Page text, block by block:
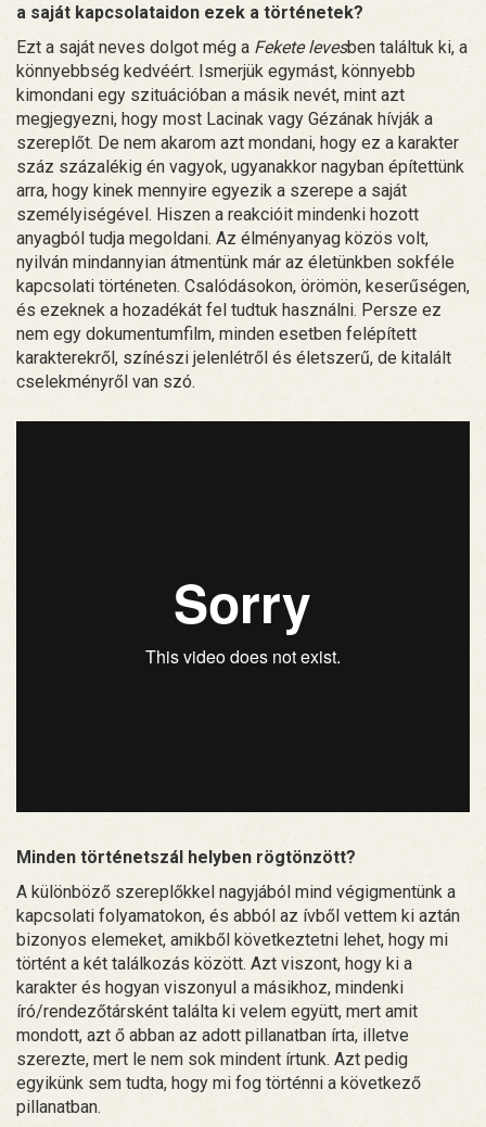
a saját kapcsolataidon ezek a történetek?
Ezt a saját neves dolgot még a Fekete levesben találtuk ki, a
könnyebbség kedvéért. Ismerjük egymást, könnyebb
kimondani egy szituációban a másik nevét, mint azt
megjegyezni, hogy most Lacinak vagy Gézának hívják a
szereplőt. De nem akarom azt mondani, hogy ez a karakter
száz százalékig én vagyok, ugyanakkor nagyban építettünk
arra, hogy kinek mennyire egyezik a szerepe a saját
személyiségével. Hiszen a reakcióit mindenki hozott
anyagból tudja megoldani. Az élményanyag közös volt,
nyilván mindannyian átmentünk már az életünkben sokféle
kapcsolati történeten. Csalódásokon, örömön, keserűségen,
és ezeknek a hozadékát fel tudtuk használni. Persze ez
nem egy dokumentumfilm, minden esetben felépített
karakterekről, színészi jelenlétről és életszerű, de kitalált
cselekményről van szó.
Minden történetszál helyben rögtönzött?
A különböző szereplőkkel nagyjából mind végigmentünk a
kapcsolati folyamatokon, és abból az ívből vettem ki aztán
bizonyos elemeket, amikből következtetni lehet, hogy mi
történt a két találkozás között. Azt viszont, hogy ki a
karakter és hogyan viszonyul a másikhoz, mindenki
író/rendezőtársként találta ki velem együtt, mert amit
mondott, azt ő abban az adott pillanatban írta, illetve
szerezte, mert le nem sok mindent írtunk. Azt pedig
egyikünk sem tudta, hogy mi fog történni a következő
pillanatban.